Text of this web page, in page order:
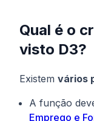
Qual é o
visto D3?
Existem vários
A função
Emprego e